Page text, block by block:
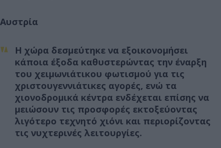
Αυστρία
Η χώρα δεσμεύτηκε να εξοικονομήσει
κάποια έξοδα καθυστερώντας την έναρξη
του χειμωνιάτικου φωτισμού για τις
χριστουγεννιάτικες αγορές, ενώ τα
χιονοδρομικά κέντρα ενδέχεται επίσης να
μειώσουν τις προσφορές εκτοξεύοντας
λιγότερο τεχνητό χιόνι και περιορίζοντας
τις νυχτερινές λειτουργίες.